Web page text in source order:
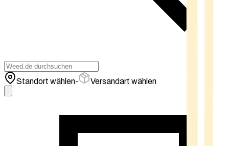
Standort wählen- Versandart wählen